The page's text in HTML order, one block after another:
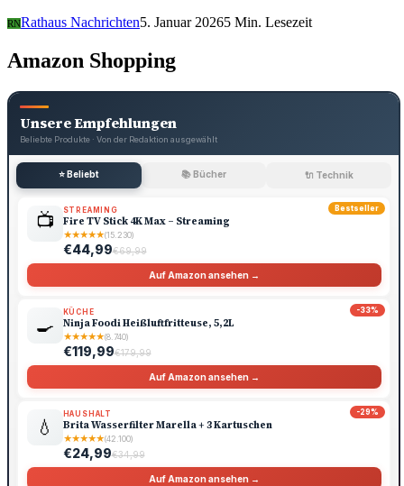
RNRathaus Nachrichten5. Januar 20265 Min. Lesezeit
Amazon Shopping
Unsere Empfehlungen
Beliebte Produkte · Von der Redaktion ausgewählt
⭐ Beliebt 📚 Bücher 🔌 Technik
Bestseller
📺 STREAMING
Fire TV Stick 4K Max – Streaming
★★★★★(15.230)
€44,99€69,99
Auf Amazon ansehen →
-33%
🍳
KÜCHE
Ninja Foodi Heißluftfritteuse, 5,2L
★★★★★(8.740)
€119,99€179,99
Auf Amazon ansehen →
-29%
💧
HAUSHALT
Brita Wasserfilter Marella + 3 Kartuschen
★★★★★(42.100)
€24,99€34,99
Auf Amazon ansehen →